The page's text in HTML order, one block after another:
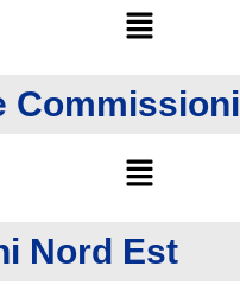
Commissioni
Nord Est